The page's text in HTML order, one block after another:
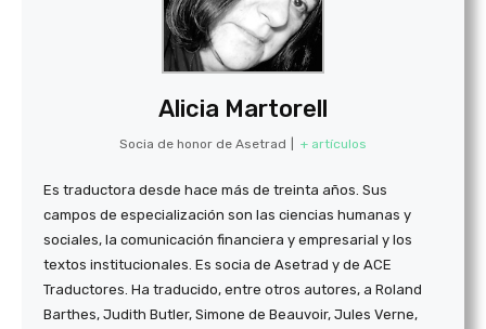
Alicia Martorell
Socia de honor de Asetrad + artículos
Es traductora desde hace más de treinta años. Sus
campos de especialización son las ciencias humanas y
sociales, la comunicación financiera y empresarial y los
textos institucionales. Es socia de Asetrad y de ACE
Traductores. Ha traducido, entre otros autores, a Roland
Barthes, Judith Butler, Simone de Beauvoir, Jules Verne,